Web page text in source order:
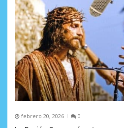
febrero 20, 2026 0